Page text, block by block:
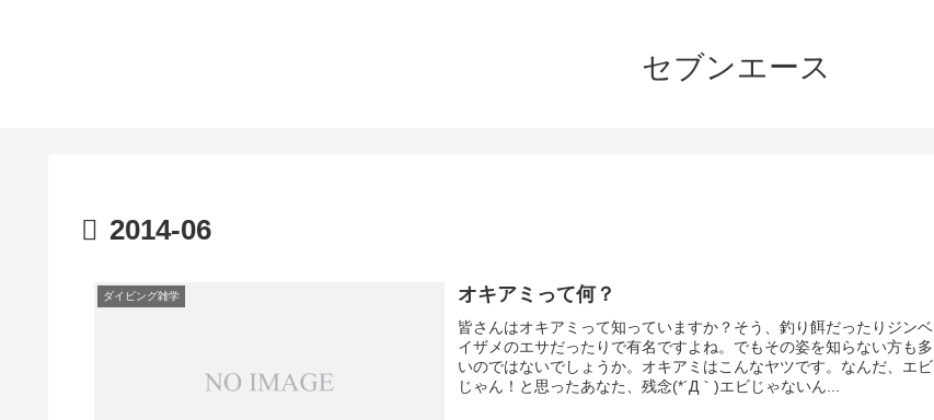
セブンエース
2014-06
ダイビング雑学 オキアミって何？
皆さんはオキアミって知っていますか？そう、釣り餌だったりジンベ
イザメのエサだったりで有名ですよね。でもその姿を知らない方も多
いのではないでしょうか。オキアミはこんなヤツです。なんだ、エビ
じゃん！と思ったあなた、残念(*´Д｀)エビじゃないん...